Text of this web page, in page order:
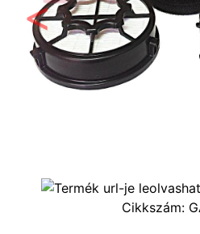
Előző
Cikkszám: